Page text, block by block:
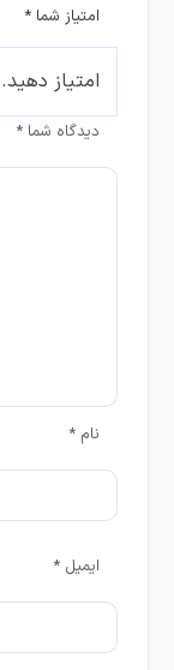
امتیاز شما*
دیدگاه شما*
نام*
ایمیل*